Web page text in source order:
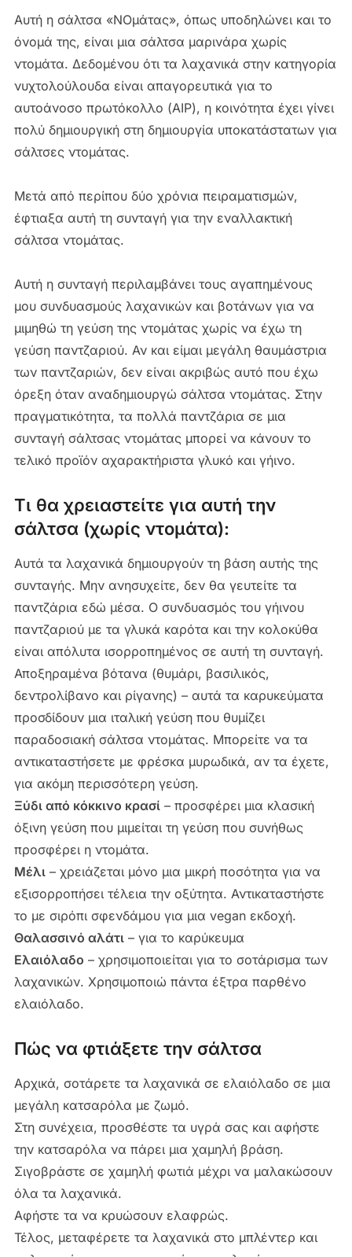
Αυτή η σάλτσα «ΝΟμάτας», όπως υποδηλώνει και το
όνομά της, είναι μια σάλτσα μαρινάρα χωρίς
ντομάτα. Δεδομένου ότι τα λαχανικά στην κατηγορία
νυχτολούλουδα είναι απαγορευτικά για το
αυτοάνοσο πρωτόκολλο (AIP), η κοινότητα έχει γίνει
πολύ δημιουργική στη δημιουργία υποκατάστατων για
σάλτσες ντομάτας.
Μετά από περίπου δύο χρόνια πειραματισμών,
έφτιαξα αυτή τη συνταγή για την εναλλακτική
σάλτσα ντομάτας.
Αυτή η συνταγή περιλαμβάνει τους αγαπημένους
μου συνδυασμούς λαχανικών και βοτάνων για να
μιμηθώ τη γεύση της ντομάτας χωρίς να έχω τη
γεύση παντζαριού. Αν και είμαι μεγάλη θαυμάστρια
των παντζαριών, δεν είναι ακριβώς αυτό που έχω
όρεξη όταν αναδημιουργώ σάλτσα ντομάτας. Στην
πραγματικότητα, τα πολλά παντζάρια σε μια
συνταγή σάλτσας ντομάτας μπορεί να κάνουν το
τελικό προϊόν αχαρακτήριστα γλυκό και γήινο.
Τι θα χρειαστείτε για αυτή την
σάλτσα (χωρίς ντομάτα):
Αυτά τα λαχανικά δημιουργούν τη βάση αυτής της
συνταγής. Μην ανησυχείτε, δεν θα γευτείτε τα
παντζάρια εδώ μέσα. Ο συνδυασμός του γήινου
παντζαριού με τα γλυκά καρότα και την κολοκύθα
είναι απόλυτα ισορροπημένος σε αυτή τη συνταγή.
Αποξηραμένα βότανα (θυμάρι, βασιλικός,
δεντρολίβανο και ρίγανης) – αυτά τα καρυκεύματα
προσδίδουν μια ιταλική γεύση που θυμίζει
παραδοσιακή σάλτσα ντομάτας. Μπορείτε να τα
αντικαταστήσετε με φρέσκα μυρωδικά, αν τα έχετε,
για ακόμη περισσότερη γεύση.
Ξύδι από κόκκινο κρασί– προσφέρει μια κλασική
όξινη γεύση που μιμείται τη γεύση που συνήθως
προσφέρει η ντομάτα.
Μέλι– χρειάζεται μόνο μια μικρή ποσότητα για να
εξισορροπήσει τέλεια την οξύτητα. Αντικαταστήστε
το με σιρόπι σφενδάμου για μια vegan εκδοχή.
Θαλασσινό αλάτι– για το καρύκευμα
Ελαιόλαδο – χρησιμοποιείται για το σοτάρισμα των
λαχανικών. Χρησιμοποιώ πάντα έξτρα παρθένο
ελαιόλαδο.
Πώς να φτιάξετε την σάλτσα
Αρχικά, σοτάρετε τα λαχανικά σε ελαιόλαδο σε μια
μεγάλη κατσαρόλα με ζωμό.
Στη συνέχεια, προσθέστε τα υγρά σας και αφήστε
την κατσαρόλα να πάρει μια χαμηλή βράση.
Σιγοβράστε σε χαμηλή φωτιά μέχρι να μαλακώσουν
όλα τα λαχανικά.
Αφήστε τα να κρυώσουν ελαφρώς.
Τέλος, μεταφέρετε τα λαχανικά στο μπλέντερ και